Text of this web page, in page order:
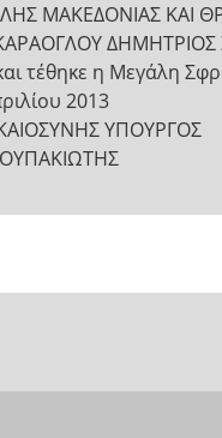
ΜΑΚΕΔΟΝΙΑΣ ΚΑΙ
τέθηκε η Μεγάλη
2013
ΥΠΟΥΡΓΟΣ